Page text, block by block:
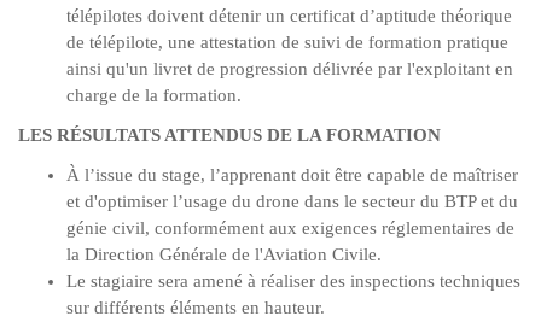
télépilotes doivent détenir un certificat d’aptitude théorique
de télépilote, une attestation de suivi de formation pratique
ainsi qu'un livret de progression délivrée par l'exploitant en
charge de la formation.
LES RÉSULTATS ATTENDUS DE LA FORMATION
À l’issue du stage, l’apprenant doit être capable de maîtriser
et d'optimiser l’usage du drone dans le secteur du BTP et du
génie civil, conformément aux exigences réglementaires de
la Direction Générale de l'Aviation Civile.
Le stagiaire sera amené à réaliser des inspections techniques
sur différents éléments en hauteur.